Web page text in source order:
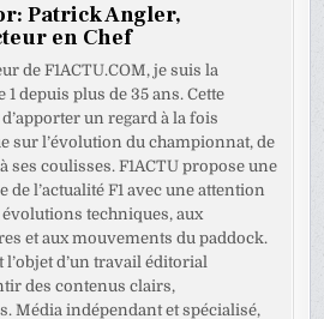
Patrick Angler,
en Chef
de F1ACTU.COM, je suis la
1 depuis plus de 35 ans. Cette
un regard à la fois
sur l’évolution du championnat, de
ses coulisses. F1ACTU propose une
l’actualité F1 avec une attention
techniques, aux
et aux mouvements du paddock.
d’un travail éditorial
des contenus clairs,
Média indépendant et spécialisé,